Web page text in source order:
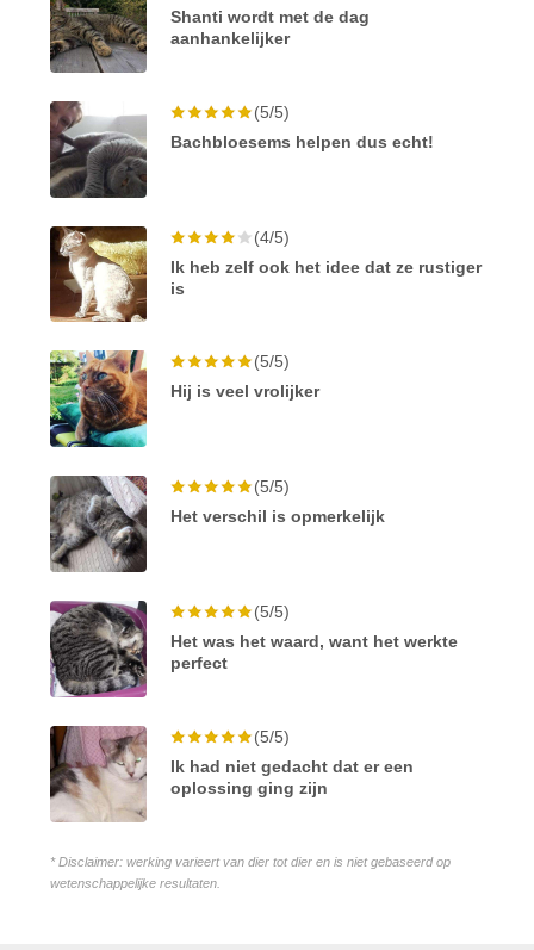
Shanti wordt met de dag
aanhankelijker
(5/5)
Bachbloesems helpen dus echt!
(4/5)
Ik heb zelf ook het idee dat ze rustiger
is
(5/5)
Hij is veel vrolijker
(5/5)
Het verschil is opmerkelijk
(5/5)
Het was het waard, want het werkte
perfect
(5/5)
Ik had niet gedacht dat er een
oplossing ging zijn
* Disclaimer: werking varieert van dier tot dier en is niet gebaseerd op
wetenschappelijke resultaten.